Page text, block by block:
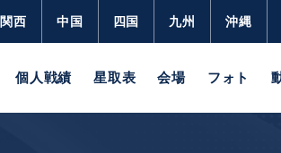
関西 中国 四国 九州 沖縄
個人戦績 星取表 会場 フォト